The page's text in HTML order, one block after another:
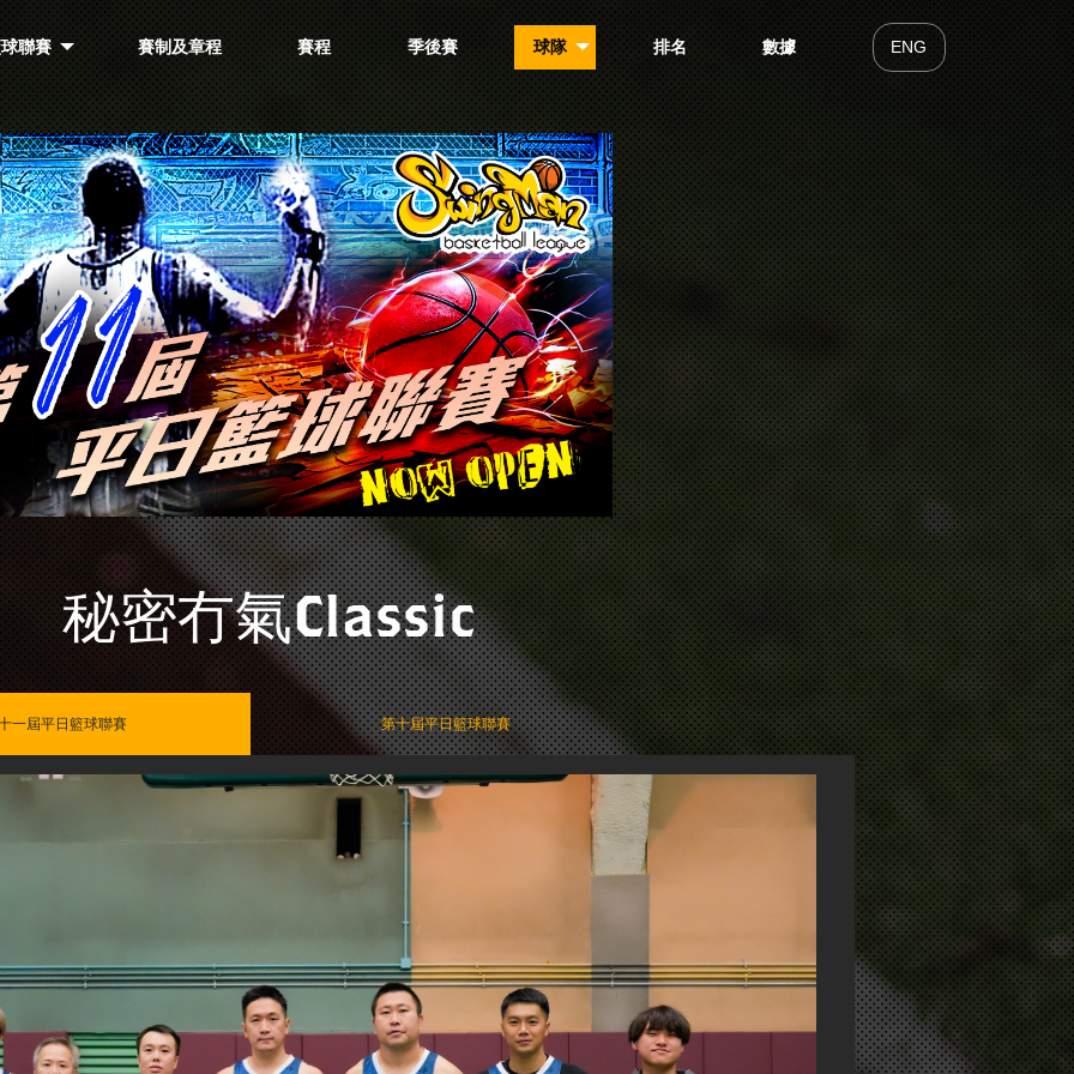
聯賽 賽制及章程 賽程 季後賽 球隊 排名 數據
秘密冇氣Classic
一屆平日籃球聯賽 第十屆平日籃球聯賽